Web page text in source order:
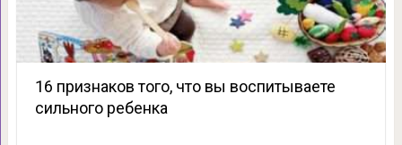
16 признаков того, что вы воспитываете
сильного ребенка